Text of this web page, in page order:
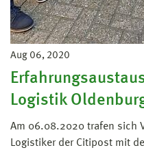
Aug 06, 2020
Logistik
Am 06.08.2020 trafen sich
Logistiker der Citipost mit